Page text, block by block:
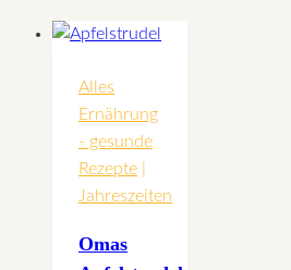
Alles
Ernährung
- gesunde
Rezepte
Jahreszeiten
Omas